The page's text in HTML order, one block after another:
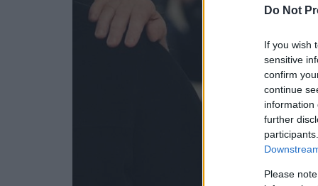
Do Not
If you wish
sensitive
confirm
continue
information
further
Please